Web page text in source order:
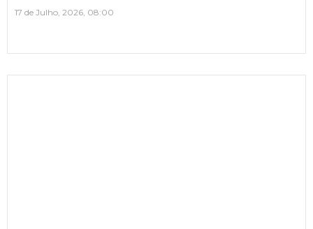
17 de Julho, 2026, 08:00